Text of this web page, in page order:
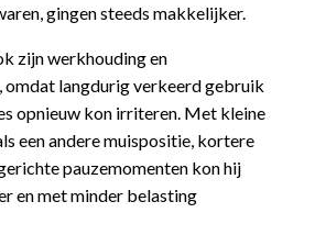
gingen steeds makkelijker.
zijn werkhouding en
langdurig verkeerd gebruik
opnieuw kon irriteren. Met kleine
een andere muispositie, kortere
pauzemomenten kon hij
en met minder belasting